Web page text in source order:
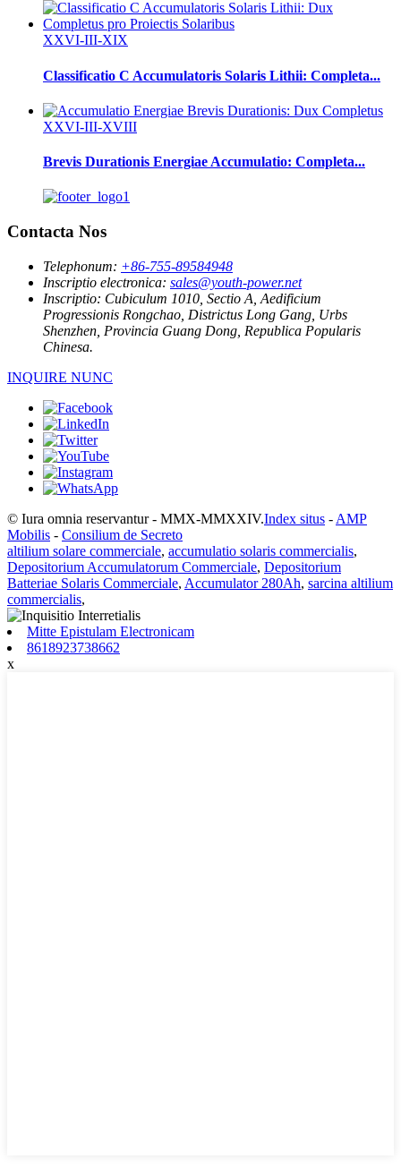
XXVI-III-XIX
Classificatio C Accumulatoris Solaris Lithii: Completa...
XXVI-III-XVIII
Brevis Durationis Energiae Accumulatio: Completa...
Contacta Nos
Telephonum: +86-755-89584948
Inscriptio electronica: sales@youth-power.net
Inscriptio: Cubiculum 1010, Sectio A, Aedificium
Progressionis Rongchao, Districtus Long Gang, Urbs
Shenzhen, Provincia Guang Dong, Republica Popularis
Chinesa.
INQUIRE NUNC
© Iura omnia reservantur - MMX-MMXXIV.Index situs - AMP
Mobilis - Consilium de Secreto
altilium solare commerciale, accumulatio solaris commercialis,
Depositorium Accumulatorum Commerciale, Depositorium
Batteriae Solaris Commerciale, Accumulator 280Ah, sarcina altilium
commercialis,
Mitte Epistulam Electronicam
8618923738662
x